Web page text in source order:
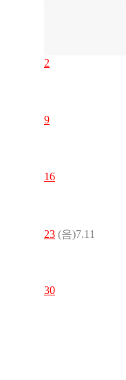
2
9
16
23 (음)7.11
30